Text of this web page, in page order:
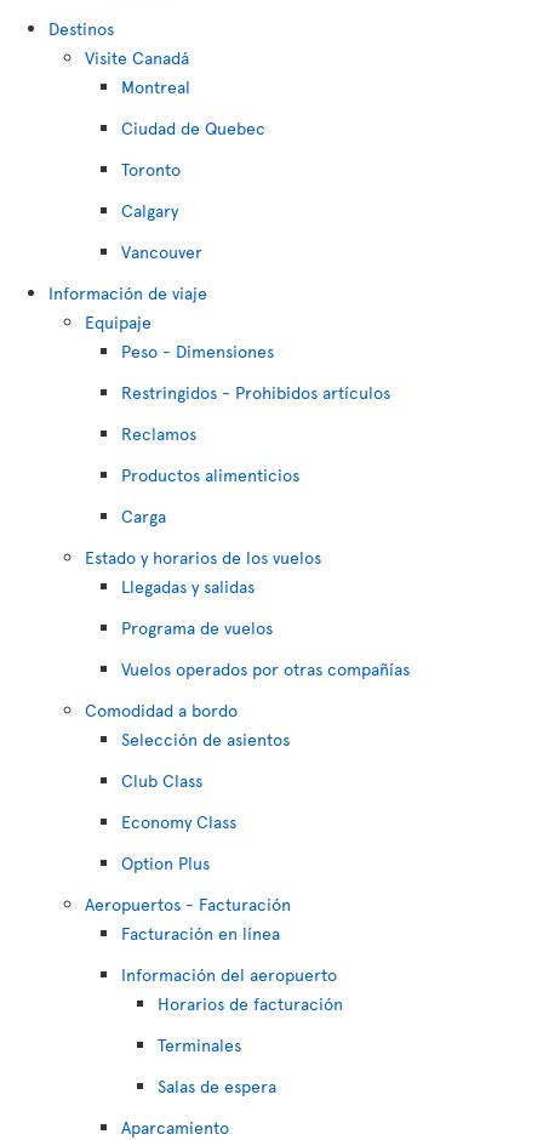
Destinos
Visite Canadá
Montreal
Ciudad de Quebec
Toronto
Calgary
Vancouver
Información de viaje
Equipaje
Peso - Dimensiones
Restringidos - Prohibidos artículos
Reclamos
Productos alimenticios
Carga
Estado y horarios de los vuelos
Llegadas y salidas
Programa de vuelos
Vuelos operados por otras compañías
Comodidad a bordo
Selección de asientos
Club Class
Economy Class
Option Plus
Aeropuertos - Facturación
Facturación en línea
Información del aeropuerto
Horarios de facturación
Terminales
Salas de espera
Aparcamiento